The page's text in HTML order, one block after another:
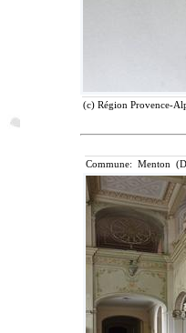
(c) Région Provence-
Commune: Menton